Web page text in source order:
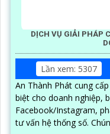
DỊCH VỤ GIẢI PHÁP
Lần xem: 5307
An Thành Phát cung
biệt cho doanh nghiệp,
Facebook/Instagram,
tư vấn hệ thống số. Chúng tôi hỗ trợ các đối tác bên thứ ba